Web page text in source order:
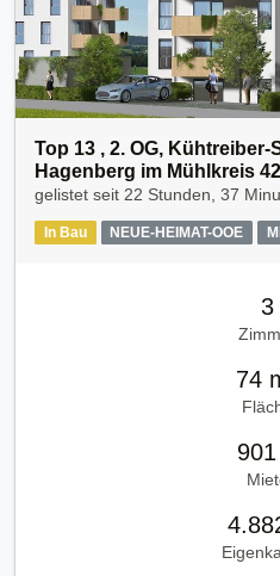
Top 13 , 2. OG, Kühtreiber-
Hagenberg im Mühlkreis
gelistet seit 22 Stunden, 37
In Bau NEUE-HEIMAT-OOE
3
74